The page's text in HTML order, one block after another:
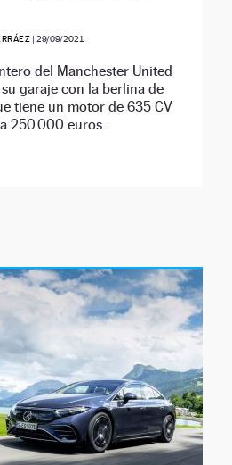
|29/09/2021
del Manchester United
garaje con la berlina de
tiene un motor de 635 CV
250.000 euros.